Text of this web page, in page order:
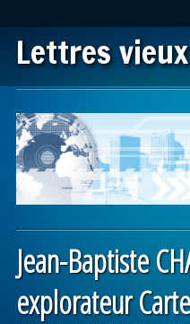
Lettres
Main menu
Jean-Baptiste
explorateur